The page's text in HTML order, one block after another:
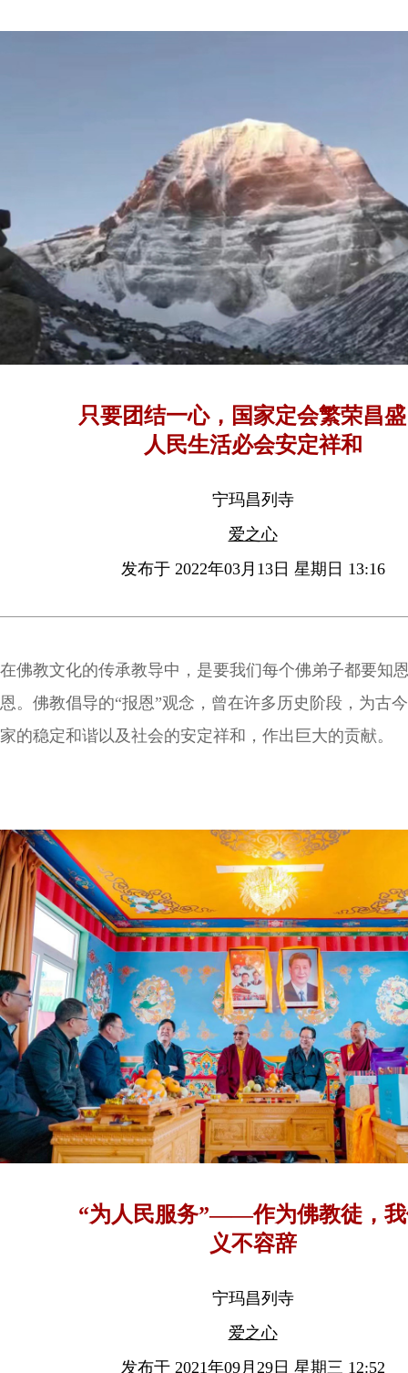
只要团结一心，国家定会繁荣昌
人民生活必会安定祥和
宁玛昌列寺
爱之心
发布于 2022年03月13日 星期日 13:16
在佛教文化的传承教导中，是要我们每个佛弟子都要知
恩。佛教倡导的“报恩”观念，曾在许多历史阶段，为古
家的稳定和谐以及社会的安定祥和，作出巨大的贡献。
“为人民服务”——作为佛教徒，
义不容辞
宁玛昌列寺
爱之心
发布于 2021年09月29日 星期三 12:52